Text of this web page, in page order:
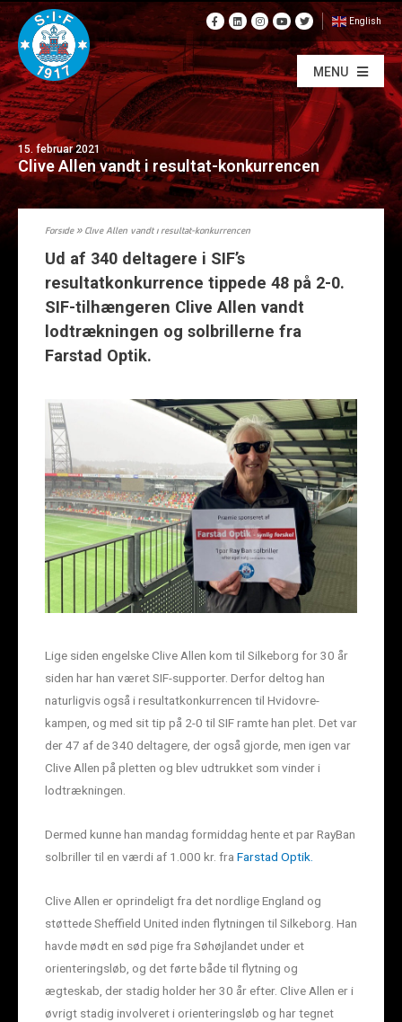
English
MENU
15. februar 2021
Clive Allen vandt i resultat-konkurrencen
Forside» Clive Allen vandt i resultat-konkurrencen
Ud af 340 deltagere i SIF’s
resultatkonkurrence tippede 48 på 2-0.
SIF-tilhængeren Clive Allen vandt
lodtrækningen og solbrillerne fra
Farstad Optik.
Lige siden engelske Clive Allen kom til Silkeborg for 30 år
siden har han været SIF-supporter. Derfor deltog han
naturligvis også i resultatkonkurrencen til Hvidovre-
kampen, og med sit tip på 2-0 til SIF ramte han plet. Det var
der 47 af de 340 deltagere, der også gjorde, men igen var
Clive Allen på pletten og blev udtrukket som vinder i
lodtrækningen.
Dermed kunne han mandag formiddag hente et par RayBan
solbriller til en værdi af 1.000 kr. fra Farstad Optik.
Clive Allen er oprindeligt fra det nordlige England og
støttede Sheffield United inden flytningen til Silkeborg. Han
havde mødt en sød pige fra Søhøjlandet under et
orienteringsløb, og det førte både til flytning og
ægteskab, der stadig holder her 30 år efter. Clive Allen er i
øvrigt stadig involveret i orienteringsløb og har tegnet